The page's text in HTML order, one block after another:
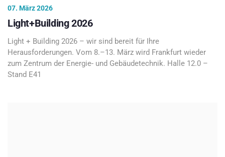
07. März 2026
Light+Building 2026
Light + Building 2026 – wir sind bereit für Ihre
Herausforderungen. Vom 8.–13. März wird Frankfurt wieder
zum Zentrum der Energie- und Gebäudetechnik. Halle 12.0 –
Stand E41